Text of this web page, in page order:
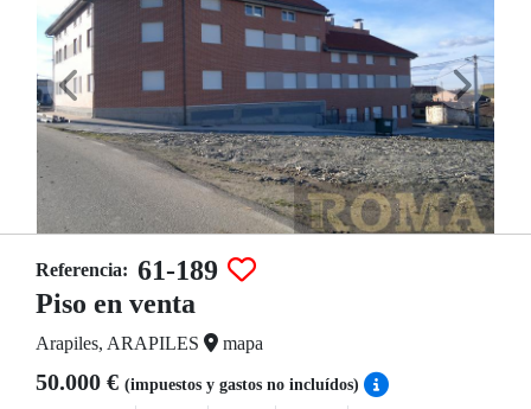
Referencia: 61-189
Piso en venta
Arapiles, ARAPILES mapa
50.000 € (impuestos y gastos no incluídos)